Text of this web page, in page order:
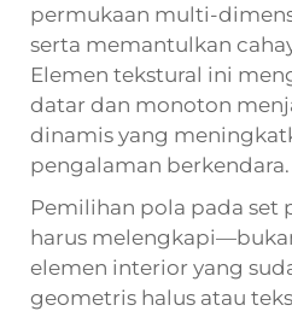
permukaan multi-
serta memantulkan
Elemen tekstural ini
datar dan monoton
dinamis yang
pengalaman berkendara.
Pemilihan pola pada set
harus
elemen interior yang
geometris halus atau